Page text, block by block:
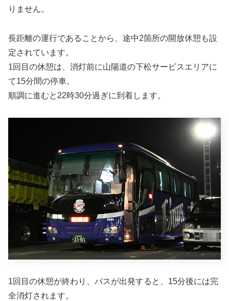
りません。
長距離の運行であることから、途中2箇所の開放休憩も設
定されています。
1回目の休憩は、消灯前に山陽道の下松サービスエリアに
て15分間の停車。
順調に進むと22時30分過ぎに到着します。
1回目の休憩が終わり、バスが出発すると、15分後には完
全消灯されます。